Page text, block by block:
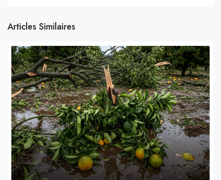
Articles Similaires